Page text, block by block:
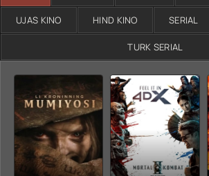
UJAS KINO HIND KINO SERIAL
TURK SERIAL